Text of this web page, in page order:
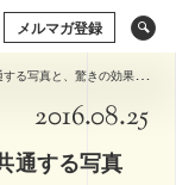
メルマガ登録
VR
る写真と、驚きの効果！
2016.08.25
通する写真